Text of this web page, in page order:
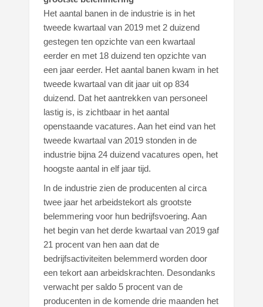
Het aantal banen in de industrie is in het
tweede kwartaal van 2019 met 2 duizend
gestegen ten opzichte van een kwartaal
eerder en met 18 duizend ten opzichte van
een jaar eerder. Het aantal banen kwam in het
tweede kwartaal van dit jaar uit op 834
duizend. Dat het aantrekken van personeel
lastig is, is zichtbaar in het aantal
openstaande vacatures. Aan het eind van het
tweede kwartaal van 2019 stonden in de
industrie bijna 24 duizend vacatures open, het
hoogste aantal in elf jaar tijd.
In de industrie zien de producenten al circa
twee jaar het arbeidstekort als grootste
belemmering voor hun bedrijfsvoering. Aan
het begin van het derde kwartaal van 2019 gaf
21 procent van hen aan dat de
bedrijfsactiviteiten belemmerd worden door
een tekort aan arbeidskrachten. Desondanks
verwacht per saldo 5 procent van de
producenten in de komende drie maanden het